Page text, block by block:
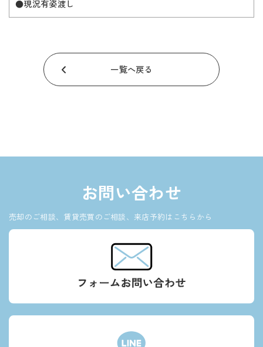
●現況有姿渡し
一覧へ戻る
お問い合わせ
売却のご相談、賃貸売買のご相談、来店予約はこちらから